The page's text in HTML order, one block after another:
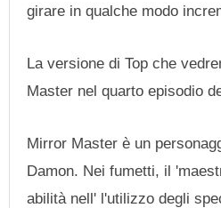
girare in qualche modo
La versione di Top che
Master nel quarto episodio
Mirror Master è un
Damon. Nei fumetti, il
abilità nell' l'utilizzo degli